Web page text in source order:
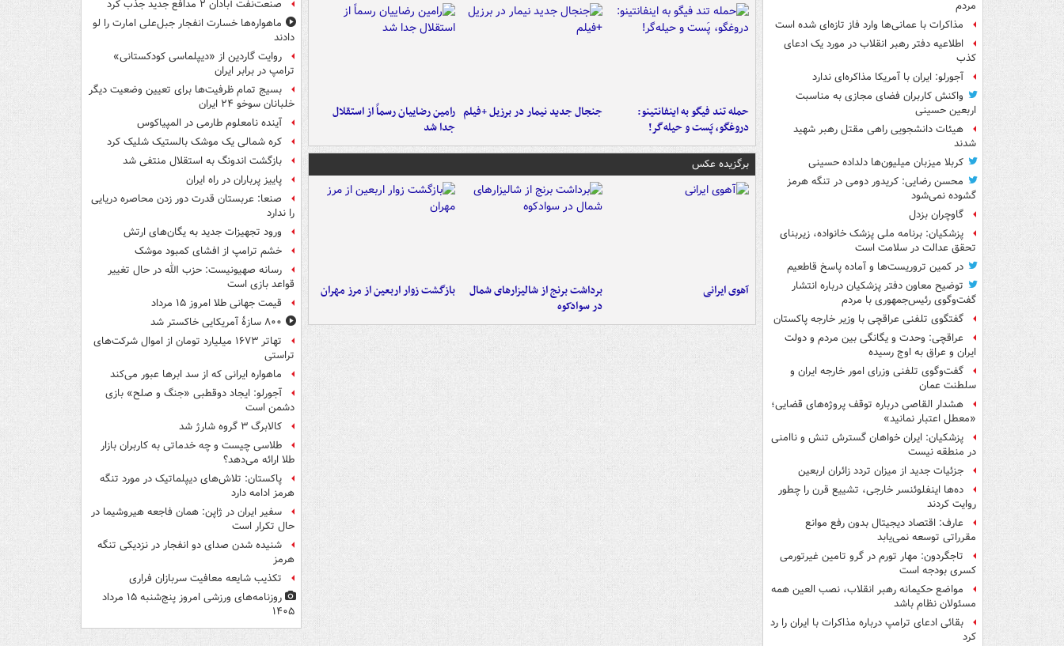
مردم
مذاکرات با عمانی‌ها وارد فاز تازه‌ای شده است
اطلاعیه دفتر رهبر انقلاب در مورد یک ادعای
کذب
آجورلو: ایران با آمریکا مذاکره‌ای ندارد
واکنش کاربران فضای مجازی به مناسبت
اربعین حسینی
هیئات دانشجویی راهی مقتل رهبر شهید
شدند
کربلا میزبان میلیون‌ها دلداده حسینی
محسن رضایی: کریدور دومی در تنگه هرمز
گشوده نمی‌شود
گاوچران بزدل
پزشکیان: برنامه ملی پزشک خانواده، زیربنای
تحقق عدالت در سلامت است
در کمین تروریست‌ها و آماده پاسخ قاطعیم
توضیح معاون دفتر پزشکیان درباره انتشار
گفت‌وگوی رئیس‌جمهوری با مردم
گفتگوی تلفنی عراقچی با وزیر خارجه پاکستان
عراقچی: وحدت و یگانگی بین مردم و دولت
ایران و عراق به اوج رسیده
گفت‌وگوی تلفنی وزرای امور خارجه ایران و
سلطنت عمان
هشدار القاصی درباره توقف پروژه‌های قضایی؛
«معطل اعتبار نمانید»
پزشکیان: ایران خواهان گسترش تنش و ناامنی
در منطقه نیست
جزئیات جدید از میزان تردد زائران اربعین
ده‌ها اینفلوئنسر خارجی، تشییع قرن را چطور
روایت کردند
عارف: اقتصاد دیجیتال بدون رفع موانع
مقرراتی توسعه نمی‌یابد
تاجگردون: مهار تورم در گرو تامین غیرتورمی
کسری بودجه است
مواضع حکیمانه رهبر انقلاب، نصب العین همه
مسئولان نظام باشد
بقائی ادعای ترامپ درباره مذاکرات با ایران را رد
کرد
حمله تند فیگو به اینفانتینو:
دروغگو، پَست‌ و حیله‌گر!
جنجال جدید نیمار در برزیل +فیلم رامین رضاییان رسماً از استقلال
جدا شد
برگزیده عکس
آهوی ایرانی
برداشت برنج از شالیزارهای شمال
در سوادکوه
بازگشت زوار اربعین از مرز مهران
صنعت‌نفت آبادان ۲ مدافع جدید جذب کرد
ماهواره‌ها خسارت انفجار جبل‌علی امارت را لو
دادند
روایت گاردین از «دیپلماسی کودکستانی»
ترامپ در برابر ایران
بسیج تمام ظرفیت‌ها برای تعیین وضعیت دیگر
خلبانان سوخو ۲۴ ایران
آینده نامعلوم طارمی در المپیاکوس
کره شمالی یک موشک بالستیک شلیک کرد
بازگشت اندونگ به استقلال منتفی شد
پاییز پرباران در راه ایران
صنعا: عربستان قدرت دور زدن محاصره دریایی
را ندارد
ورود تجهیزات جدید به یگان‌های ارتش
خشم ترامپ از افشای کمبود موشک
رسانه صهیونیست: حزب الله در حال تغییر
قواعد بازی است
قیمت جهانی طلا امروز ۱۵ مرداد
۸۰۰ سازۀ آمریکایی خاکستر شد
تهاتر ۱۶۷۳ میلیارد تومان از اموال شرکت‌های
تراستی
ماهواره ایرانی که از سد ابرها عبور می‌کند
آجورلو: ایجاد دوقطبی «جنگ و صلح‌» بازی
دشمن است
کالابرگ ۳ گروه شارژ شد
طلاسی چیست و چه خدماتی به کاربران بازار
طلا ارائه می‌دهد؟
پاکستان: تلاش‌های دیپلماتیک در مورد تنگه
هرمز ادامه دارد
سفیر ایران در ژاپن: همان فاجعه هیروشیما در
حال تکرار است
شنیده شدن صدای دو انفجار در نزدیکی تنگه
هرمز
تکذیب شایعه معافیت سربازان فراری
روزنامه‌های ورزشی امروز پنج‌شنبه ۱۵ مرداد
۱۴۰۵